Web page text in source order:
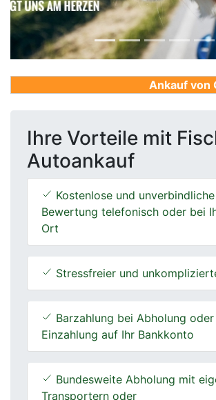
Ankauf von
Ihre Vorteile mit
Autoankauf
Kostenlose und
Bewertung telefonisch oder bei
Ort
Stressfreier und
Barzahlung bei Abholung
Einzahlung auf Ihr Bankkonto
Bundesweite Abholung mit
Transportern oder